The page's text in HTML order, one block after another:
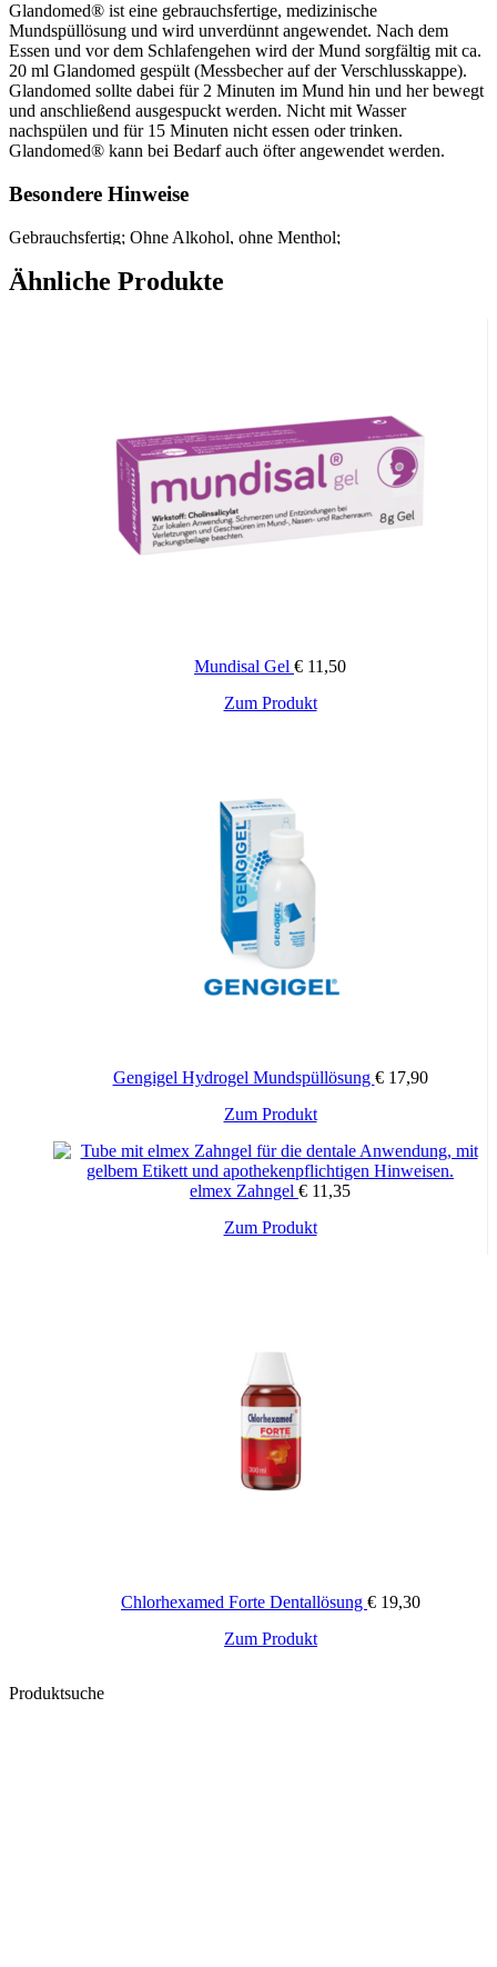
Glandomed® ist eine gebrauchsfertige, medizinische
Mundspüllösung und wird unverdünnt angewendet. Nach dem
Essen und vor dem Schlafengehen wird der Mund sorgfältig mit ca.
20 ml Glandomed gespült (Messbecher auf der Verschlusskappe).
Glandomed sollte dabei für 2 Minuten im Mund hin und her bewegt
und anschließend ausgespuckt werden. Nicht mit Wasser
nachspülen und für 15 Minuten nicht essen oder trinken.
Glandomed® kann bei Bedarf auch öfter angewendet werden.
Besondere Hinweise
Gebrauchsfertig; Ohne Alkohol, ohne Menthol;
Ähnliche Produkte
Mundisal Gel € 11,50
Zum Produkt
Gengigel Hydrogel Mundspüllösung €17,90
Zum Produkt
elmex Zahngel € 11,35
Zum Produkt
Chlorhexamed Forte Dentallösung € 19,30
Zum Produkt
Produktsuche